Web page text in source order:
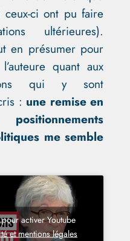
ceux-ci ont pu faire
ultérieures).
en présumer pour
quant aux
qui y sont
: une remise en
me semble
activer Youtube
et mentions légales